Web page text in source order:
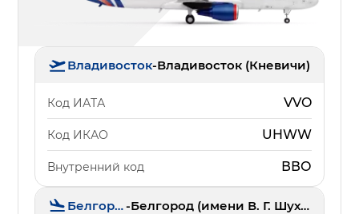
Владивосток-Владивосток (Кневичи)
Код ИАТА VVO
Код ИКАО UHWW
Внутренний код ВВО
Белгород- Белгород (имени В. Г. Шухова)